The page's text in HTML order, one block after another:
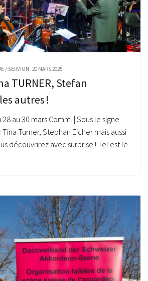
/ SERVION 20 MARS 2025
TURNER, Stefan
autres !
au 30 mars Comm. | Sous le signe
Turner, Stephan Eicher mais aussi
découvrirez avec surprise ! Tel est le